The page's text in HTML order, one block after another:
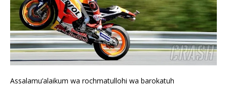
Assalamu’alaikum wa rochmatullohi wa barokatuh